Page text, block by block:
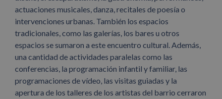
actuaciones musicales, danza, recitales de poesía o
intervenciones urbanas. También los espacios
tradicionales, como las galerías, los bares u otros
espacios se sumaron a este encuentro cultural. Además,
una cantidad de actividades paralelas como las
conferencias, la programación infantil y familiar, las
programaciones de vídeo, las visitas guiadas y la
apertura de los talleres de los artistas del barrio cerraron